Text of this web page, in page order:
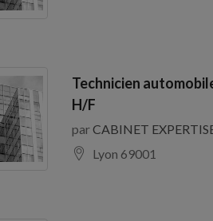
Technicien
H/F
parCABINET
Lyon 69001